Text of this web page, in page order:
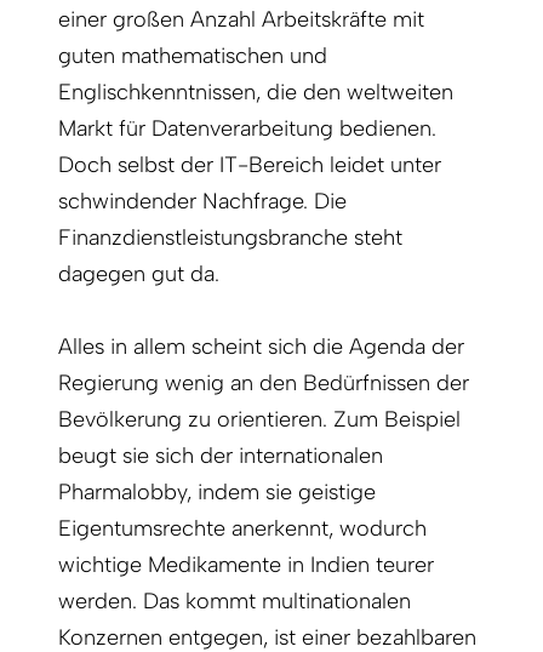
einer großen Anzahl Arbeitskräfte mit
guten mathematischen und
Englischkenntnissen, die den weltweiten
Markt für Datenverarbeitung bedienen.
Doch selbst der IT-Bereich leidet unter
schwindender Nachfrage. Die
Finanzdienstleistungsbranche steht
dagegen gut da.
Alles in allem scheint sich die Agenda der
Regierung wenig an den Bedürfnissen der
Bevölkerung zu orientieren. Zum Beispiel
beugt sie sich der internationalen
Pharmalobby, indem sie geis­tige
Eigentumsrechte anerkennt, wodurch
wichtige Medikamente in Indien teurer
werden. Das kommt multinationalen
Konzernen entgegen, ist einer bezahlbaren